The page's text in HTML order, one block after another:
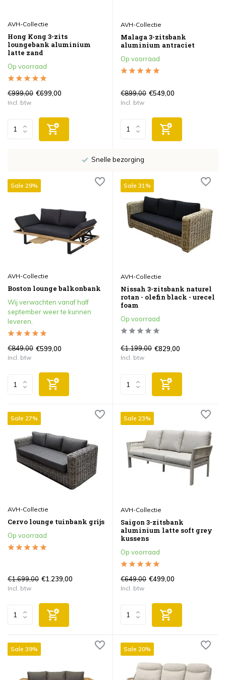
AVH-Collectie
Hong Kong 3-zits
loungebank aluminium
latte zand
Op voorraad
€999,00 €699,00
Incl. btw
AVH-Collectie
Malaga 3-zitsbank
aluminium antraciet
Op voorraad
€899,00 €549,00
Incl. btw
Snelle bezorging
Sale 29%
AVH-Collectie
Boston lounge balkonbank
Wij verwachten vanaf half
september weer te kunnen
leveren.
€849,00 €599,00
Incl. btw
Sale 31%
AVH-Collectie
Nissah 3-zitsbank naturel
rotan - olefin black - urecel
foam
Op voorraad
€1.199,00 €829,00
Incl. btw
Sale 27%
AVH-Collectie
Cervo lounge tuinbank grijs
Op voorraad
€1.699,00 €1.239,00
Incl. btw
Sale 23%
AVH-Collectie
Saigon 3-zitsbank
aluminium latte soft grey
kussens
Op voorraad
€649,00 €499,00
Incl. btw
Sale 39% Sale 20%